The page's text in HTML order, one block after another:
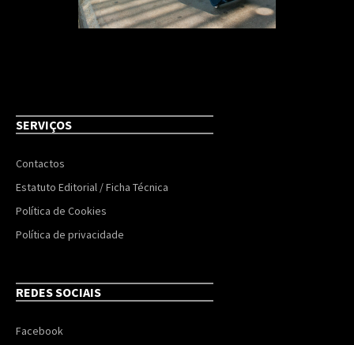
SERVIÇOS
Contactos
Estatuto Editorial / Ficha Técnica
Política de Cookies
Política de privacidade
REDES SOCIAIS
Facebook